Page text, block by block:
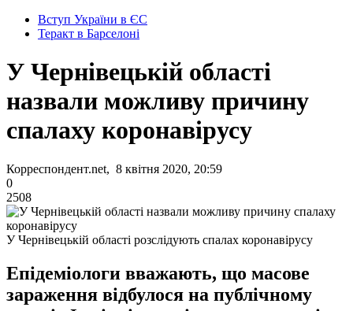
Вступ України в ЄС
Теракт в Барселоні
У Чернівецькій області
назвали можливу причину
спалаху коронавірусу
Корреспондент.net, 8 квітня 2020, 20:59
0
2508
У Чернівецькій області розслідують спалах коронавірусу
Епідеміологи вважають, що масове
зараження відбулося на публічному